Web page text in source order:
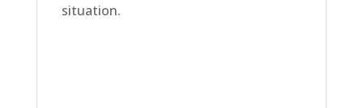
situation.